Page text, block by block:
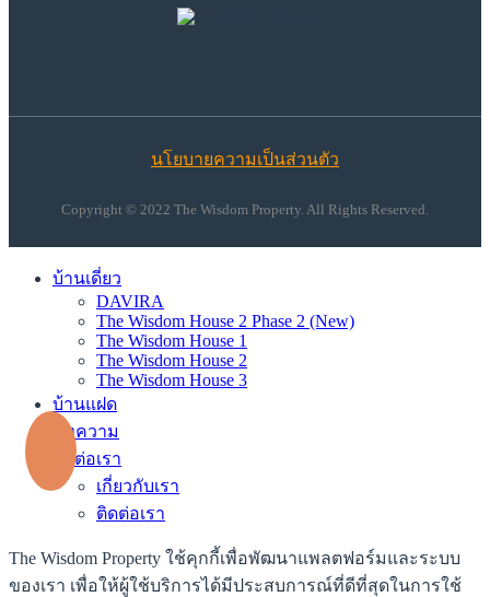
นโยบายความเป็นส่วนตัว
Copyright © 2022 The Wisdom Property. All Rights Reserved.
บ้านเดี่ยว
DAVIRA
The Wisdom House 2 Phase 2 (New)
The Wisdom House 1
The Wisdom House 2
The Wisdom House 3
บ้านแฝด
บทความ
ติดต่อเรา
เกี่ยวกับเรา
ติดต่อเรา
The Wisdom Property ใช้คุกกี้เพื่อพัฒนาแพลตฟอร์มและระบบ
ของเรา เพื่อให้ผู้ใช้บริการได้มีประสบการณ์ที่ดีที่สุดในการใช้